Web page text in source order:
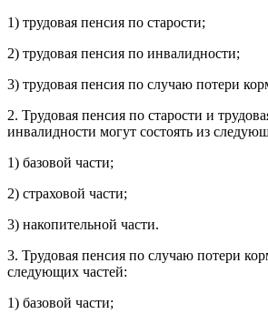
1) трудовая пенсия по старости;
2) трудовая пенсия по инвалидности;
3) трудовая пенсия по случаю потери
2. Трудовая пенсия по старости и
инвалидности могут состоять из
1) базовой части;
2) страховой части;
3) накопительной части.
3. Трудовая пенсия по случаю потери
следующих частей:
1) базовой части;